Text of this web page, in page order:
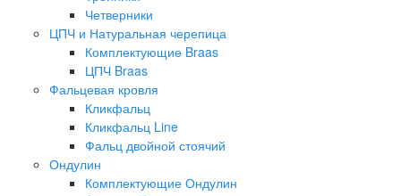
Четверники
ЦПЧ и Натуральная черепица
Комплектующие Braas
ЦПЧ Braas
Фальцевая кровля
Кликфальц
Кликфальц Line
Фальц двойной стоячий
Ондулин
Комплектующие Ондулин